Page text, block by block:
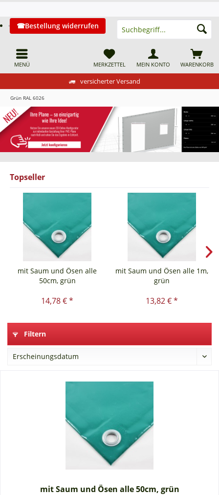
versicherter Versand
MENÜ
Bestellung widerrufen
WARENKORB
MERKZETTEL MEIN KONTO
Grün RAL 6026
Topseller
mit Saum und Ösen alle
50cm, grün
14,78 € *
mit Saum und Ösen alle 1m,
grün
13,82 € *
Filtern
mit Saum und Ösen alle 50cm, grün